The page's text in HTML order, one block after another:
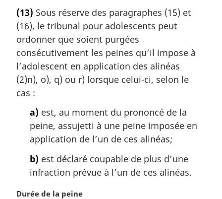
n
a
e
:
t
e
m
a
g
i
n
(13) Sous réserve des paragraphes (15) et
(16), le tribunal pour adolescents peut
ordonner que soient purgées
consécutivement les peines qu’il impose à
l’adolescent en application des alinéas
(2)n), o), q) ou r) lorsque celui-ci, selon le
cas :
a) est, au moment du prononcé de la
peine, assujetti à une peine imposée en
application de l’un de ces alinéas;
b) est déclaré coupable de plus d’une
infraction prévue à l’un de ces alinéas.
N
Durée de la peine